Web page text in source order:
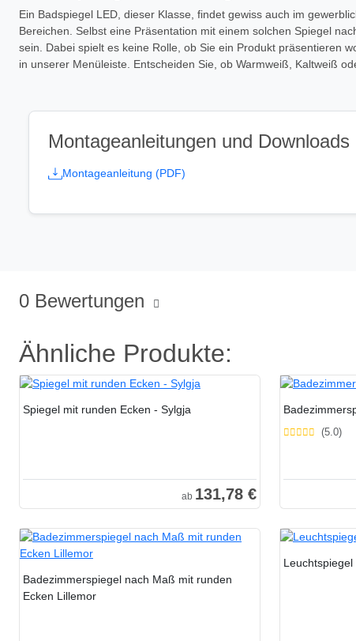
Ein Badspiegel LED, dieser Klasse, findet gewiss auch im
Bereichen. Selbst eine Präsentation mit einem solchen Spiegel
sein. Dabei spielt es keine Rolle, ob Sie ein Produkt präsentieren
in unserer Menüleiste. Entscheiden Sie, ob Warmweiß, Kaltweiß
Montageanleitungen und Downloads
Montageanleitung (PDF)
0 Bewertungen
Ähnliche Produkte:
Spiegel mit runden Ecken - Sylgja
ab 131,78 €
(5.0)
Badezimmerspiegel nach Maß mit runden
Ecken Lillemor